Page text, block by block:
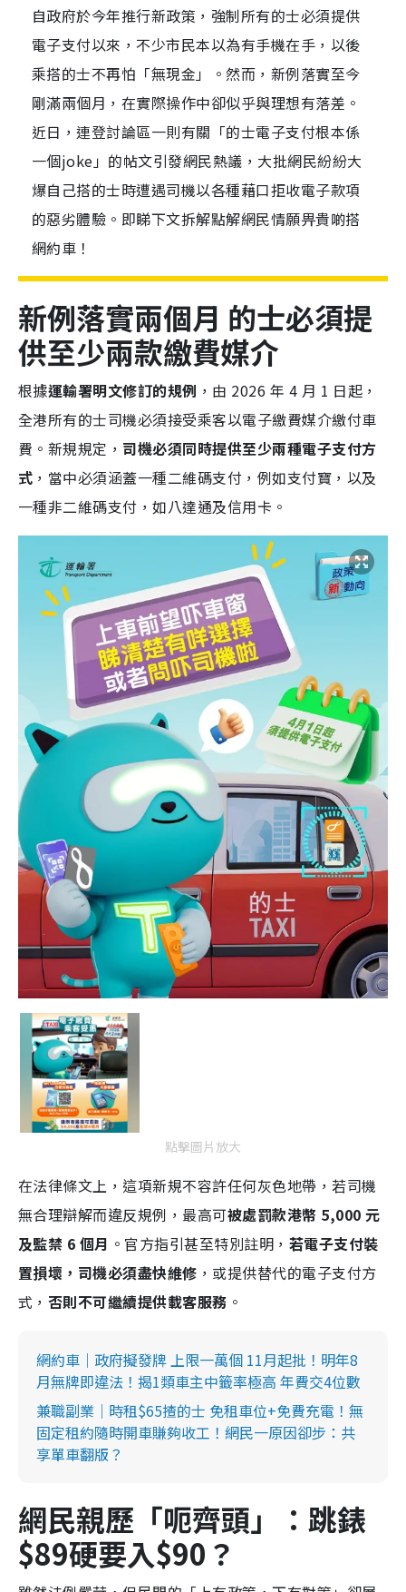
自政府於今年推行新政策，強制所有的士必須提供
電子支付以來，不少市民本以為有手機在手，以後
乘搭的士不再怕「無現金」。然而，新例落實至今
剛滿兩個月，在實際操作中卻似乎與理想有落差。
近日，連登討論區一則有關「的士電子支付根本係
一個joke」的帖文引發網民熱議，大批網民紛紛大
爆自己搭的士時遭遇司機以各種藉口拒收電子款項
的惡劣體驗。即睇下文拆解點解網民情願畀貴啲搭
網約車！
新例落實兩個月 的士必須提
供至少兩款繳費媒介
根據運輸署明文修訂的規例 ，由 2026 年 4 月 1 日起，
全港所有的士司機必須接受乘客以電子繳費媒介繳付車
費。新規規定， 司機必須同時提供至少兩種電子支付方
式 ，當中必須涵蓋一種二維碼支付，例如支付寶，以及
一種非二維碼支付，如八達通及信用卡。
點擊圖片放大
在法律條文上，這項新規不容許任何灰色地帶，若司機
無合理辯解而違反規例，最高可被處罰款港幣 5,000 元
及監禁 6 個月 。官方指引甚至特別註明， 若電子支付裝
置損壞，司機必須盡快維修 ，或提供替代的電子支付方
式， 否則不可繼續提供載客服務 。
網約車｜政府擬發牌 上限一萬個 11月起批！明年8
月無牌即違法！揭1類車主中籤率極高 年費交4位數
兼職副業｜時租$65揸的士 免租車位+免費充電！無
固定租約隨時開車賺夠收工！網民一原因卻步：共
享單車翻版？
網民親歷「呃齊頭」：跳錶
$89硬要入$90？